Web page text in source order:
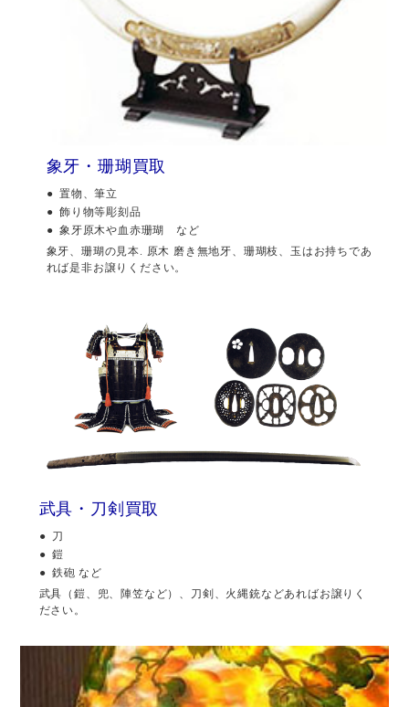
象牙・珊瑚買取
置物、筆立
飾り物等彫刻品
象牙原木や血赤珊瑚 など
象牙、珊瑚の見本. 原木 磨き無地牙、珊瑚枝、玉はお持ちであ
れば是非お譲りください。
武具・刀剣買取
刀
鎧
鉄砲 など
武具（鎧、兜、陣笠など）、刀剣、火縄銃などあればお譲りく
ださい。